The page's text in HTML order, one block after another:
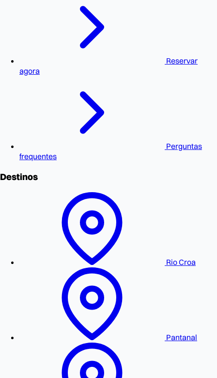
Reservar
agora
Perguntas
frequentes
Destinos
Rio Croa
Pantanal